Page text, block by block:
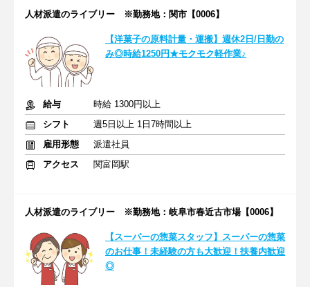
人材派遣のライブリー ※勤務地：関市【0006】
【洋菓子の原料計量・運搬】週休2日/日勤の
み◎時給1250円★モクモク軽作業♪
給与
時給 1300円以上
シフト
週5日以上 1日7時間以上
雇用形態
派遣社員
アクセス
関富岡駅
人材派遣のライブリー ※勤務地：岐阜市春近古市場【0006】
【スーパーの惣菜スタッフ】スーパーの惣菜
のお仕事！未経験の方も大歓迎！扶養内歓迎
◎